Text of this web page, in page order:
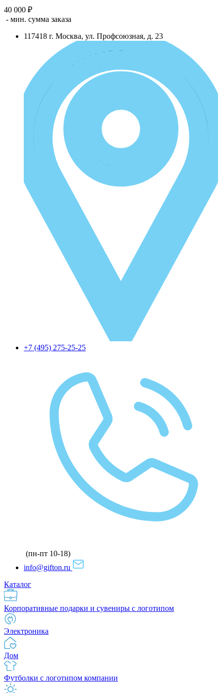
40 000 ₽
- мин. сумма заказа
117418 г. Москва, ул. Профсоюзная, д. 23
+7 (495) 275-25-25
(пн-пт 10-18)
info@gifton.ru
Каталог
Корпоративные подарки и сувениры с логотипом
Электроника
Дом
Футболки с логотипом компании